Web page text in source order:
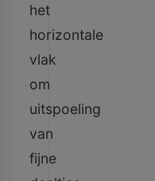
het
horizontale
vlak
om
uitspoeling
van
fijne